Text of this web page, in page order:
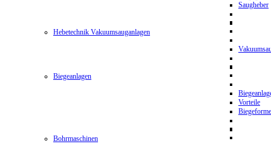
Saugheber
Hebetechnik Vakuumsauganlagen
Biegeanlagen
Vorteile
Bohrmaschinen